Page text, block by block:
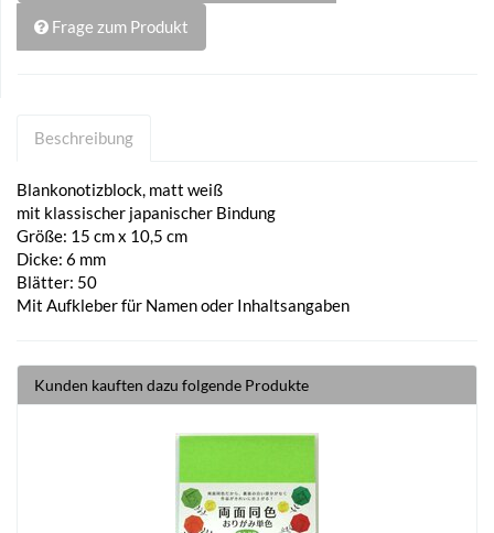
Frage zum Produkt
Beschreibung
Blankonotizblock, matt weiß
mit klassischer japanischer Bindung
Größe: 15 cm x 10,5 cm
Dicke: 6 mm
Blätter: 50
Mit Aufkleber für Namen oder Inhaltsangaben
Kunden kauften dazu folgende Produkte